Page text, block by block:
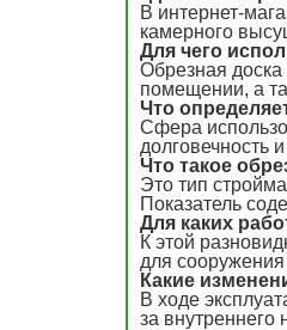
В интернет-
камерного
Для чего
Обрезная
помещении, а
Что
Сфера
долговечность
Что такое
Это тип
Показатель
Для каких
К этой
для
Какие
В ходе
за